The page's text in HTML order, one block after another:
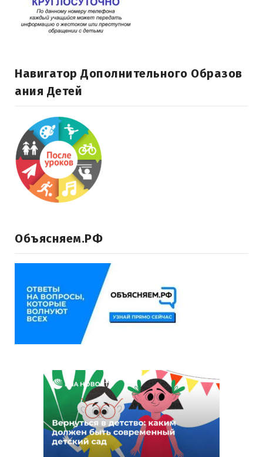
Навигатор Дополнительного Образов
Ания Детей
Объясняем.РФ